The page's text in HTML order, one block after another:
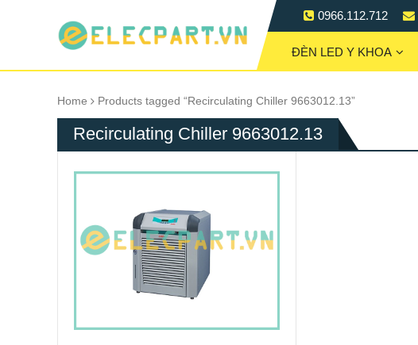
0966.112.712
ĐÈN LED Y KHOA
Home Products tagged “Recirculating Chiller 9663012.13”
Recirculating Chiller 9663012.13